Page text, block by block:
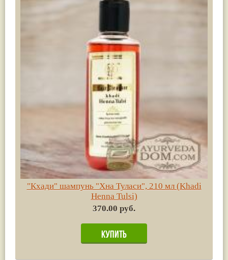
"Кхади" шампунь "Хна Туласи", 210 мл (Khadi
Henna Tulsi)
370.00 руб.